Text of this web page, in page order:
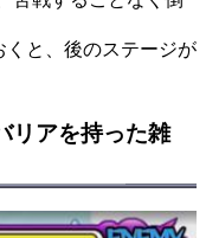
くと、後のステージが
リアを持った雑